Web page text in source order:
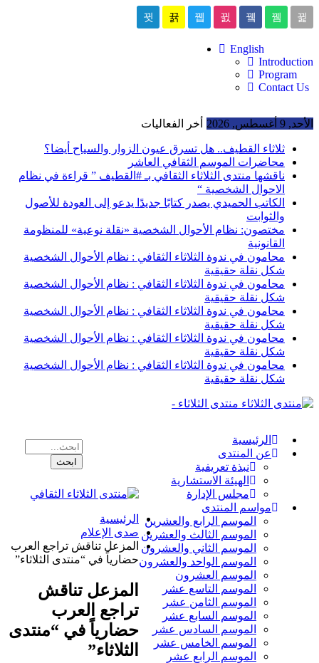
English
Introduction
Program
Contact Us
الأحد, 9 أغسطس, 2026 أخر الفعاليات
ثلاثاء القطيف.. هل تسرق عيون الزوار والسياح أيضا؟
محاضرات الموسم الثقافي العاشر
ناقشها منتدى الثلاثاء الثقافي بـ #القطيف ” قراءة في نظام
الاحوال الشخصية “
الكاتب الحميدي يصدر كتابًا جديدًا يدعو إلى العودة للأصول
والثوابت
مختصون: نظام الأحوال الشخصية «نقلة نوعية» للمنظومة
القانونية
محامون في ندوة الثلاثاء الثقافي : نظام الأحوال الشخصية
شكل نقلة حقيقية
محامون في ندوة الثلاثاء الثقافي : نظام الأحوال الشخصية
شكل نقلة حقيقية
محامون في ندوة الثلاثاء الثقافي : نظام الأحوال الشخصية
شكل نقلة حقيقية
محامون في ندوة الثلاثاء الثقافي : نظام الأحوال الشخصية
شكل نقلة حقيقية
محامون في ندوة الثلاثاء الثقافي : نظام الأحوال الشخصية
شكل نقلة حقيقية
منتدى الثلاثاء -
الرئيسية
عن المنتدى
نبذة تعريفية
الهيئة الاستشارية
مجلس الإدارة
مواسم المنتدى
الموسم الرابع والعشرين
الموسم الثالث والعشرين
الموسم الثاني والعشرون
الموسم الواحد والعشرون
الموسم العشرون
الموسم التاسع عشر
الموسم الثامن عشر
الموسم السابع عشر
الموسم السادس عشر
الموسم الخامس عشر
الموسم الرابع عشر
الرئيسية
صدى الإعلام
المزعل تناقش تراجع العرب
حضارياً في “منتدى الثلاثاء”
المزعل تناقش
تراجع العرب
حضارياً في “منتدى
الثلاثاء”